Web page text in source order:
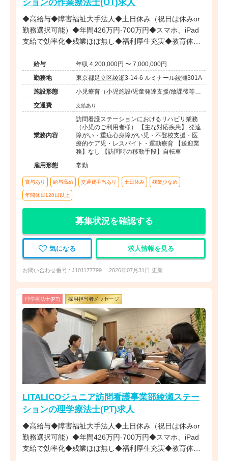
ションの作業療法士(OT)求人
◆高給与◆障害福祉大手法人◆土日休み（祝日は休みor
勤務選択可能）◆年間426万円-700万円◆スマホ、iPad
支給で効率化◆残業ほぼ無し◆福利厚生充実◆教育体制
給与
年収 4,200,000円 〜 7,000,000円
勤務地
東京都足立区綾瀬3-14-6 ルミナール綾瀬301A
施設形態
小児療育（小児施設/児童発達支援/放課後等デ
イサービス）
交通費 支給あり
業務内容
訪問看護ステーションにおけるリハビリ業務
（小児のご利用者様） 【主な対応疾患】 発達
障がい・重症心身障がい児・不登校支援・医
療的ケア児・レスパイト・運動療育 【送迎業
務】なし 【訪問時の移動手段】自転車
雇用形態
常勤
賞与あり 給与高め 交通費手当あり 土日休み 残業少なめ
年間休日120日以上
募集状況を確認する
気になる 求人情報を見る
お問い合わせ番号 : J101177799 2026年07月31日 更新
理学療法士(PT) 採用担当者メッセージ
LITALICOジュニア訪問看護事業部綾瀬ステー
ションの理学療法士(PT)求人
◆高給与◆障害福祉大手法人◆土日休み（祝日は休みor
勤務選択可能）◆年間426万円-700万円◆スマホ、iPad
支給で効率化◆残業ほぼ無し◆福利厚生充実◆教育体制